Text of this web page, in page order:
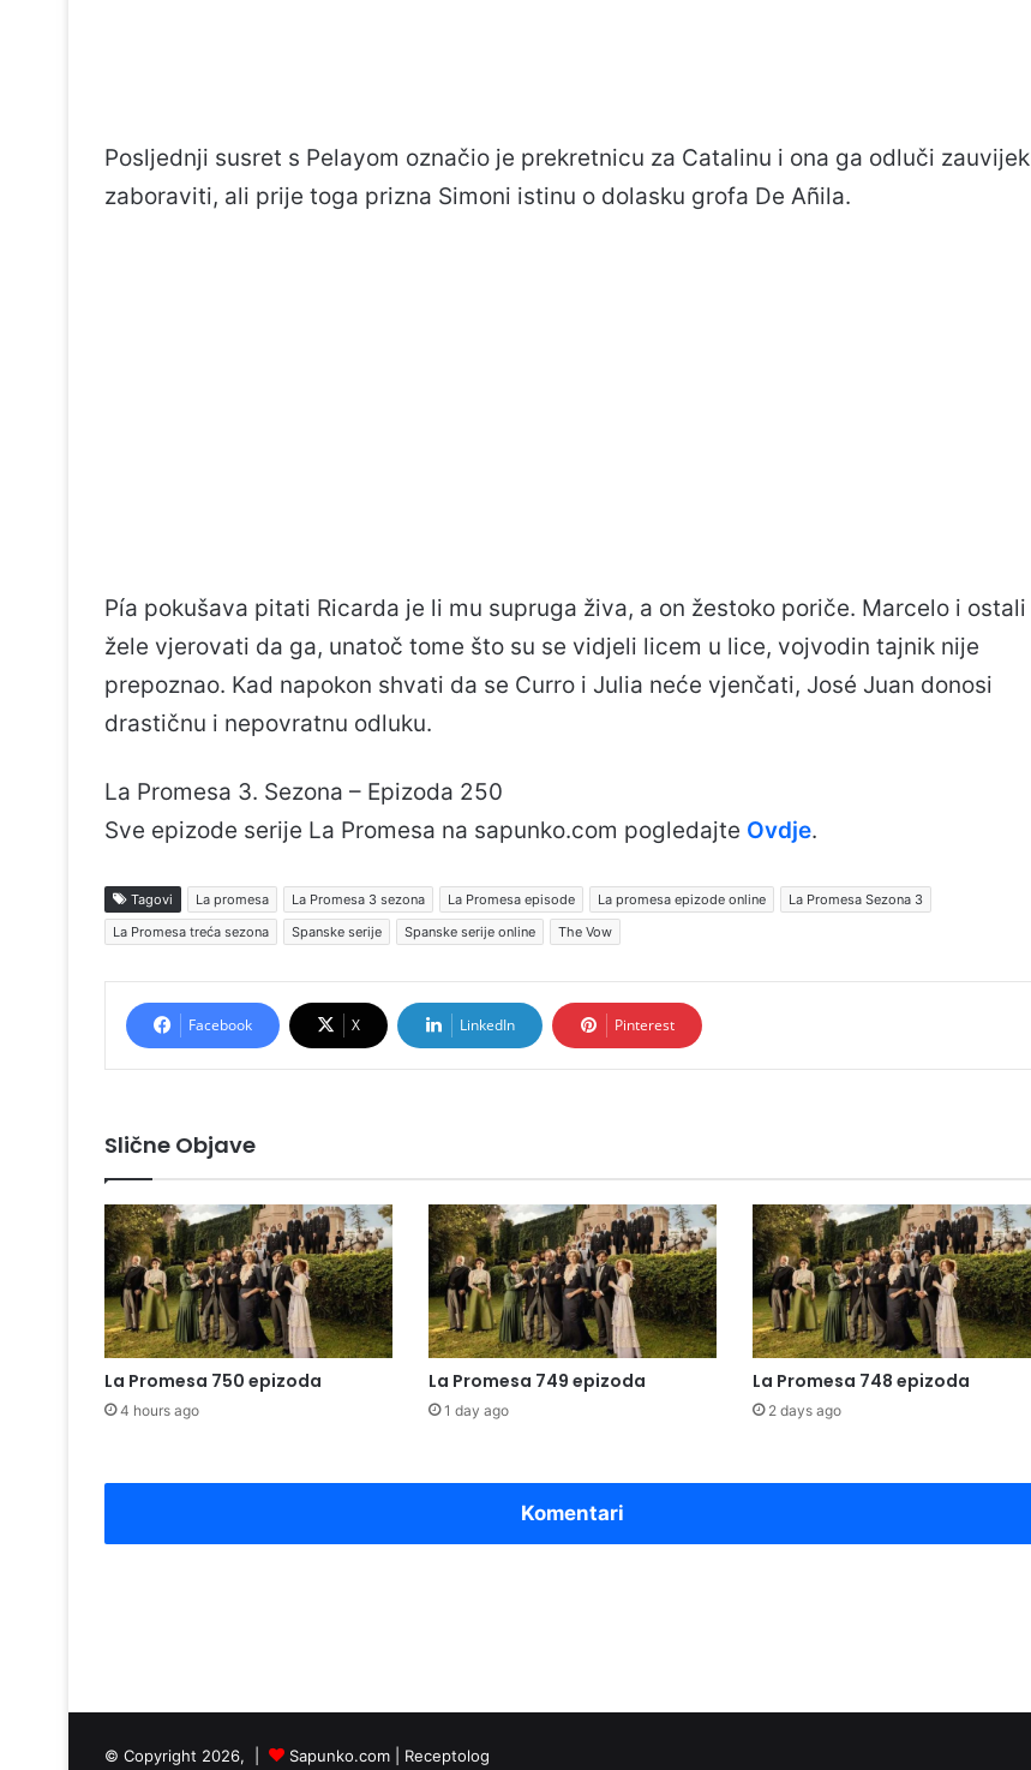
Posljednji susret s Pelayom označio je prekretnicu za Catalinu i ona ga odluči zauvijek
zaboraviti, ali prije toga prizna Simoni istinu o dolasku grofa De Añila.
Pía pokušava pitati Ricarda je li mu supruga živa, a on žestoko poriče. Marcelo i ostali
žele vjerovati da ga, unatoč tome što su se vidjeli licem u lice, vojvodin tajnik nije
prepoznao. Kad napokon shvati da se Curro i Julia neće vjenčati, José Juan donosi
drastičnu i nepovratnu odluku.
La Promesa 3. Sezona – Epizoda 250
Sve epizode serije La Promesa na sapunko.com pogledajte Ovdje.
Tagovi La promesa La Promesa 3 sezona La Promesa episode La promesa epizode online
La Promesa Sezona 3
La Promesa treća sezona
Spanske serije Spanske serije online The Vow
Facebook X LinkedIn Pinterest
Slične Objave
La Promesa 750 epizoda
4 hours ago
La Promesa 749 epizoda
1 day ago
La Promesa 748 epizoda
2 days ago
Komentari
© Copyright 2026, | Sapunko.com Receptolog